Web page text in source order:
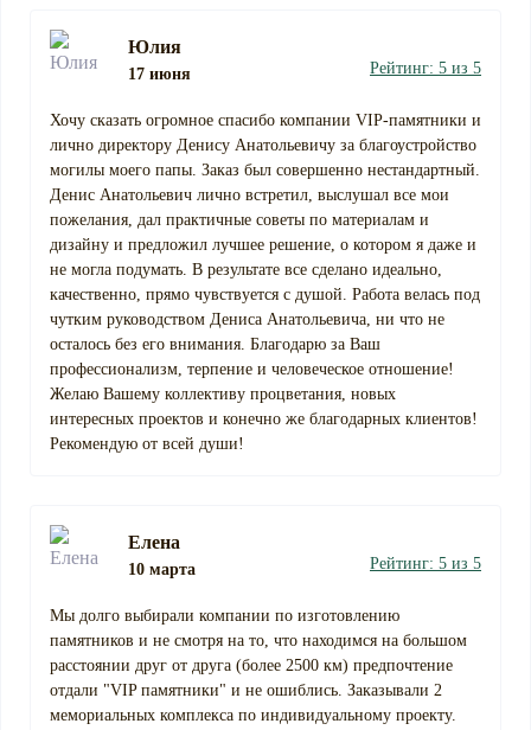
Юлия
17 июня Рейтинг: 5 из 5
Хочу сказать огромное спасибо компании VIP-памятники и
лично директору Денису Анатольевичу за благоустройство
могилы моего папы. Заказ был совершенно нестандартный.
Денис Анатольевич лично встретил, выслушал все мои
пожелания, дал практичные советы по материалам и
дизайну и предложил лучшее решение, о котором я даже и
не могла подумать. В результате все сделано идеально,
качественно, прямо чувствуется с душой. Работа велась под
чутким руководством Дениса Анатольевича, ни что не
осталось без его внимания. Благодарю за Ваш
профессионализм, терпение и человеческое отношение!
Желаю Вашему коллективу процветания, новых
интересных проектов и конечно же благодарных клиентов!
Рекомендую от всей души!
Елена
10 марта Рейтинг: 5 из 5
Мы долго выбирали компании по изготовлению
памятников и не смотря на то, что находимся на большом
расстоянии друг от друга (более 2500 км) предпочтение
отдали "VIP памятники" и не ошиблись. Заказывали 2
мемориальных комплекса по индивидуальному проекту.